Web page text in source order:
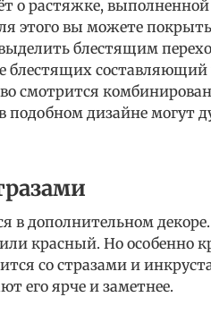
о растяжке,
этого вы можете
блестящим
блестящих составляющий
смотрится
дизайне могут
в дополнительном
красный. Но особенно
со стразами и
его ярче и заметнее.